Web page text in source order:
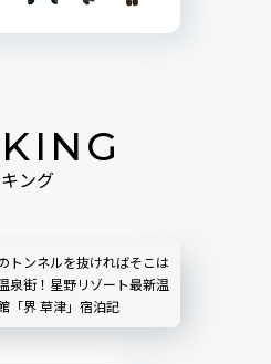
ング
トンネルを抜ければそこは
泉街！星野リゾート最新温
「界 草津」宿泊記